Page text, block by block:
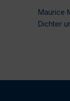
Maurice
Dichter